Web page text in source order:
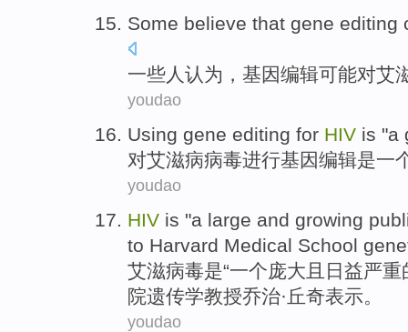
Some believe that gene
一些人认为，基因编辑可能对艾
youdao
Using gene editing for HIV is "a
对艾滋病病毒进行基因编辑是一
youdao
HIV is "a large and growing
to Harvard Medical School
艾滋病毒是“一个庞大且日益严
院遗传学教授乔治·丘奇表示。
youdao